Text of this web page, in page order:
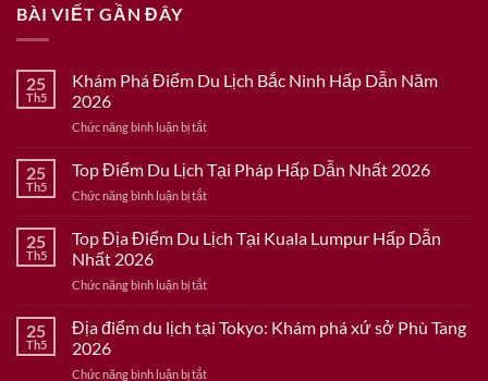
BÀI VIẾT GẦN ĐÂY
25
Th5
Khám Phá Điểm Du Lịch Bắc Ninh Hấp Dẫn Năm
2026
Chức năng bình luận bị tắtở
Phá
Điểm
Du
Bắc
Dẫn
2026
25
Th5
Top Điểm Du Lịch Tại Pháp Hấp Dẫn Nhất 2026
Chức năng bình luận bị tắtở
Điểm
Du
Tại
Hấp
25
Th5
Top Địa Điểm Du Lịch Tại Kuala Lumpur Hấp Dẫn
Nhất 2026
Chức năng bình luận bị tắtở
Địa
Điểm
Lịch
25
Th5
Địa điểm du lịch tại Tokyo: Khám phá xứ sở Phù Tang
2026
Chức năng bình luận bị tắtở